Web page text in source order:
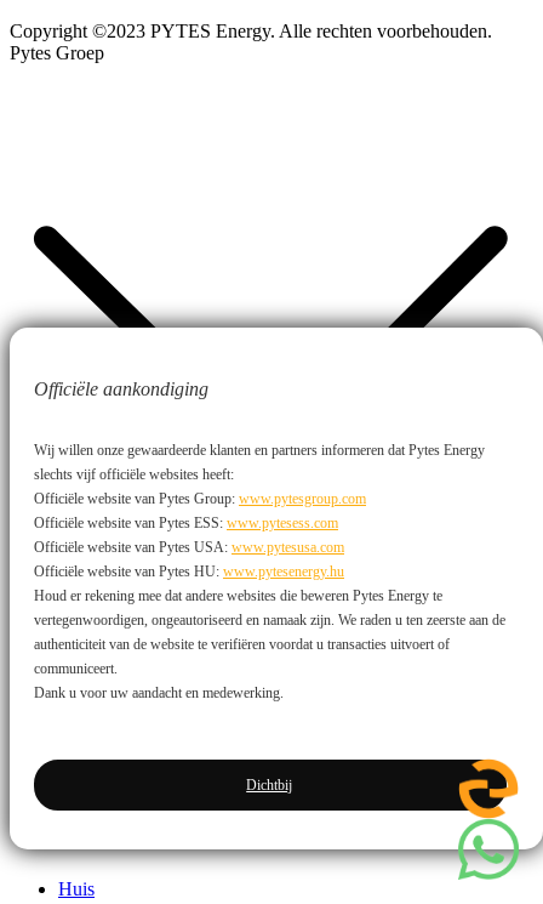
Copyright ©2023 PYTES Energy. Alle rechten voorbehouden.
Pytes Groep
PYTES Groep PYTES Amerika
Wij nemen uw privacy zeer serieus
Deze website maakt gebruik van cookies om u een veiligere en
reclame- en analysedoeleinden.
Privacybeleid OntkennenAanvaarden
Huis
Officiële aankondiging
Wij willen onze gewaardeerde klanten en partners informeren dat Pytes Energy
slechts vijf officiële websites heeft:
Officiële website van Pytes Group: www.pytesgroup.com
Officiële website van Pytes ESS: www.pytesess.com
Officiële website van Pytes USA: www.pytesusa.com
Officiële website van Pytes HU: www.pytesenergy.hu
Houd er rekening mee dat andere websites die beweren Pytes Energy te
vertegenwoordigen, ongeautoriseerd en namaak zijn. We raden u ten zeerste aan de
authenticiteit van de website te verifiëren voordat u transacties uitvoert of
communiceert.
Dank u voor uw aandacht en medewerking.
Dichtbij